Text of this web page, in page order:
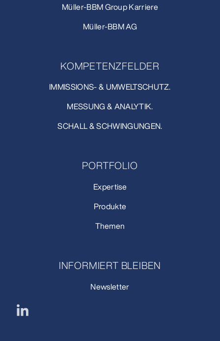
Müller-BBM Group Karriere
Müller-BBM AG
KOMPETENZFELDER
IMMISSIONS- & UMWELTSCHUTZ.
MESSUNG & ANALYTIK.
SCHALL & SCHWINGUNGEN.
PORTFOLIO
Expertise
Produkte
Themen
INFORMIERT BLEIBEN
Newsletter